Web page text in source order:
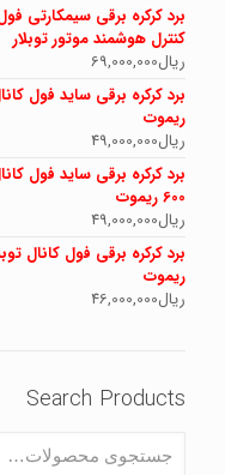
کنترل هوشمند موتور توبلار
ریال69,000,000
ریموت
ریال49,000,000
برد کرکره برقی ساید فول
600 ریموت
ریال49,000,000
ریموت
ریال46,000,000
Search Products